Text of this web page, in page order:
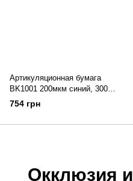
Артикуляционная бумага
BK1001 200мкм синий, 300
полосок в картонной упаковке
754 грн
Окклюзия и